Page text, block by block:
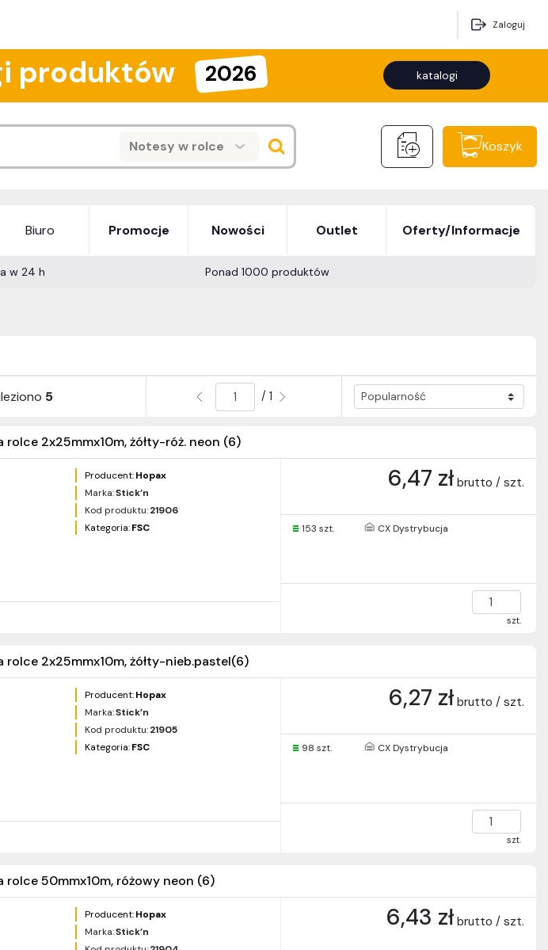
Zaloguj
produktów 2026 katalogi
Notesy w rolce
Search Koszyk
Biuro Promocje Nowości Outlet Oferty/Informacje
w 24 h Ponad 1000 produktów
5 / 1
2x25mmx10m, żółty-róż. neon (6)
Producent:Hopax
Marka:Stick’n
Kod produktu:21906
Kategoria:FSC
6,47 zł brutto / szt.
153 szt. CX Dystrybucja
szt.
rolce 2x25mmx10m, żółty-nieb.pastel(6)
Producent:Hopax
Marka:Stick’n
Kod produktu:21905
Kategoria:FSC
6,27 zł brutto / szt.
98 szt. CX Dystrybucja
szt.
rolce 50mmx10m, różowy neon (6)
Producent:Hopax
Marka:Stick’n
6,43 zł brutto / szt.